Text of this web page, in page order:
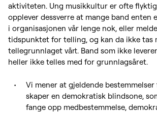
aktiviteten. Ung musikkultur er ofte
opplever dessverre at mange band enten
i organisasjonen vår lenge nok, eller
tidspunktet for telling, og kan da ikke tas
tellegrunnlaget vårt. Band som ikke
heller ikke telles med for grunnlagsåret.
Vi mener at gjeldende
skaper en demokratisk blindsone,
fange opp medbestemmelse,